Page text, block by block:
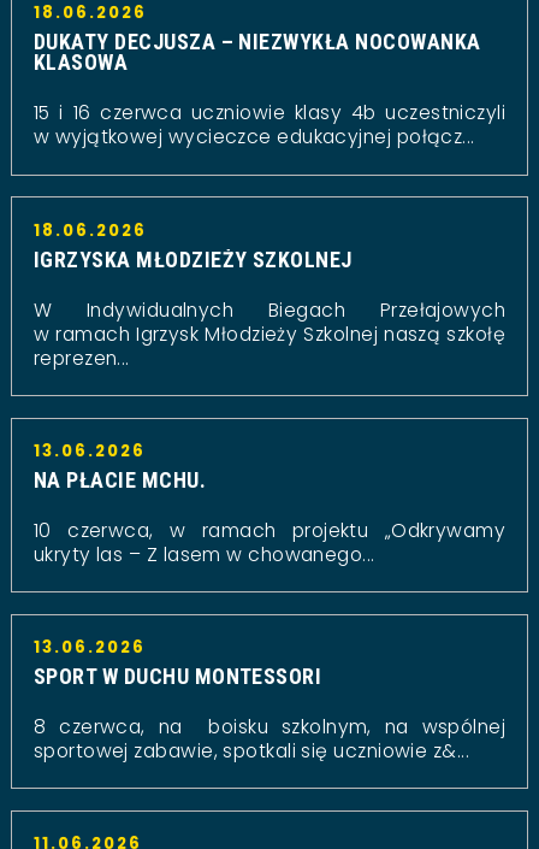
18.06.2026
DUKATY DECJUSZA – NIEZWYKŁA NOCOWANKA
KLASOWA
15 i 16 czerwca uczniowie klasy 4b uczestniczyli
w wyjątkowej wycieczce edukacyjnej połącz...
18.06.2026
IGRZYSKA MŁODZIEŻY SZKOLNEJ
W Indywidualnych Biegach Przełajowych
w ramach Igrzysk Młodzieży Szkolnej naszą szkołę
reprezen...
13.06.2026
NA PŁACIE MCHU.
10 czerwca, w ramach projektu „Odkrywamy
ukryty las – Z lasem w chowanego...
13.06.2026
SPORT W DUCHU MONTESSORI
8 czerwca, na boisku szkolnym, na wspólnej
sportowej zabawie, spotkali się uczniowie z&...
11.06.2026